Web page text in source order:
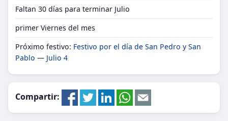
Faltan 30 días para terminar Julio
primer Viernes del mes
Próximo festivo: Festivo por el día de San Pedro y San
Pablo — Julio 4
Compartir: